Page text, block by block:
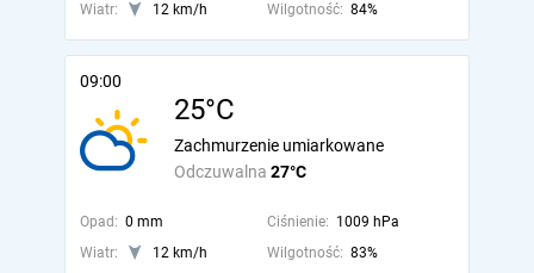
Wiatr:
12 km/h Wilgotność: 84%
09:00
25°C
Odczuwalna 27°C
Zachmurzenie umiarkowane
Opad: 0 mm Ciśnienie: 1009 hPa
Wiatr:
12 km/h Wilgotność: 83%